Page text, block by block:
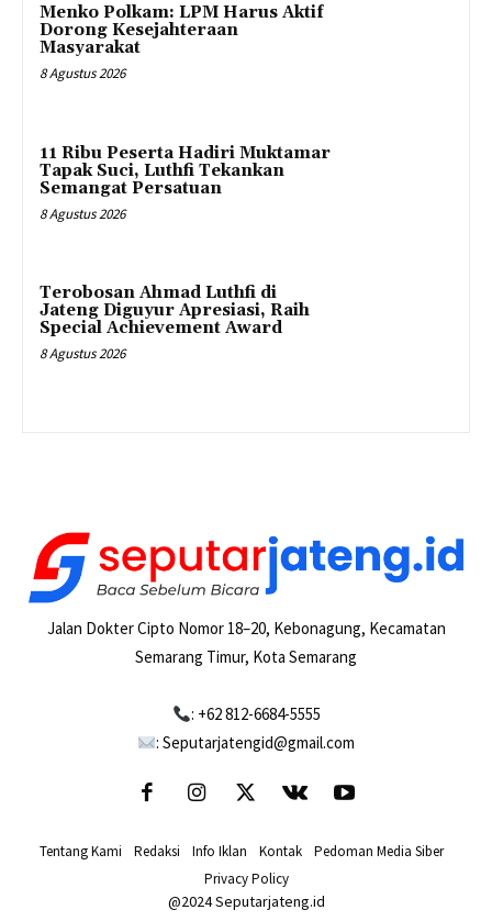
Menko Polkam: LPM Harus Aktif
Dorong Kesejahteraan
Masyarakat
8 Agustus 2026
11 Ribu Peserta Hadiri Muktamar
Tapak Suci, Luthfi Tekankan
Semangat Persatuan
8 Agustus 2026
Terobosan Ahmad Luthfi di
Jateng Diguyur Apresiasi, Raih
Special Achievement Award
8 Agustus 2026
Jalan Dokter Cipto Nomor 18–20, Kebonagung, Kecamatan
Semarang Timur, Kota Semarang
: +62 812-6684-5555
: Seputarjatengid@gmail.com
Tentang Kami Redaksi Info Iklan Kontak Pedoman Media Siber
Privacy Policy
@2024 Seputarjateng.id